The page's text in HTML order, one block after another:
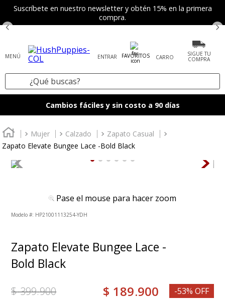
Suscríbete en nuestro newsletter y obtén 15% en la primera
compra.
ENTRAR FAVORITOS SIGUE TU
COMPRA
¿Qué buscas?
Cambios fáciles y sin costo a 90 días
Mujer Calzado
Zapato Casual
Zapato Elevate Bungee Lace -Bold Black
Pase el mouse para hacer zoom
: HP21001113254-YDH
Zapato Elevate Bungee Lace -
Bold Black
$399.900 $ 189.900 -53% OFF
1.
zapatos mujer
2
tenis mujer
3.
zapatos hombre
4.
mocasines
7.
accesorios